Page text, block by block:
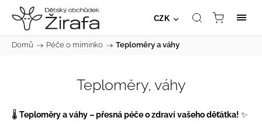
CZK
Domů / Péče o miminko / Teploměry a váhy
Teploměry, váhy
🌡️ Teploměry a váhy – přesná péče o zdraví vašeho děťátka! ✨